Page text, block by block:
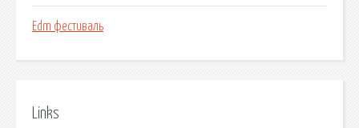
Edm фестиваль
Links